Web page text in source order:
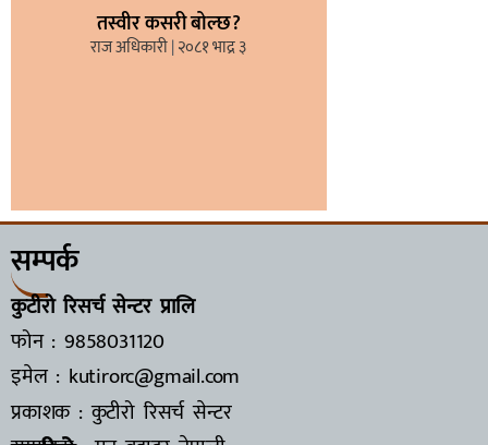
तस्वीर कसरी बोल्छ?
राज अधिकारी २०८१ भाद्र ३
सम्पर्क
कुटीरो रिसर्च सेन्टर प्रालि
फोन : 9858031120
इमेल : kutirorc@gmail.com
प्रकाशक : कुटीरो रिसर्च सेन्टर